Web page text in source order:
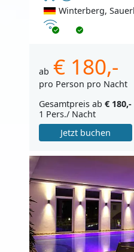
Winterberg,
Internet
ab € 180,-
pro Person pro Nacht
Gesamtpreis ab € 180,-
1 Pers./ Nacht
Jetzt buchen